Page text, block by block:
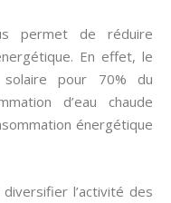
permet de réduire
En effet, le
solaire pour 70% du
d’eau chaude
énergétique
l’activité des